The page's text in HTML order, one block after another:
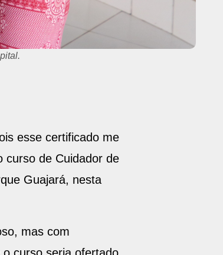
esse certificado me
curso de Cuidador de
Guajará, nesta
mas com